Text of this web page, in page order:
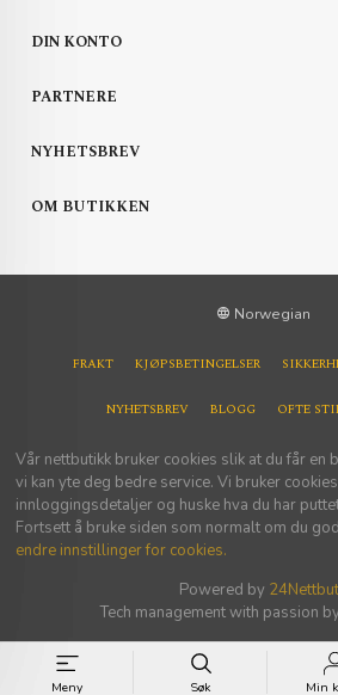
Meny Søk Min
DIN KONTO
PARTNERE
NYHETSBREV
OM BUTIKKEN
Norwegian
FRAKT KJØPSBETINGELSER
NYHETSBREV BLOGG OFTE
Vår nettbutikk bruker cookies slik at du får
vi kan yte deg bedre service. Vi bruker
innloggingsdetaljer og huske hva du har
Fortsett å bruke siden som normalt om du
endre innstillinger for cookies.
Powered by
Tech management with passion